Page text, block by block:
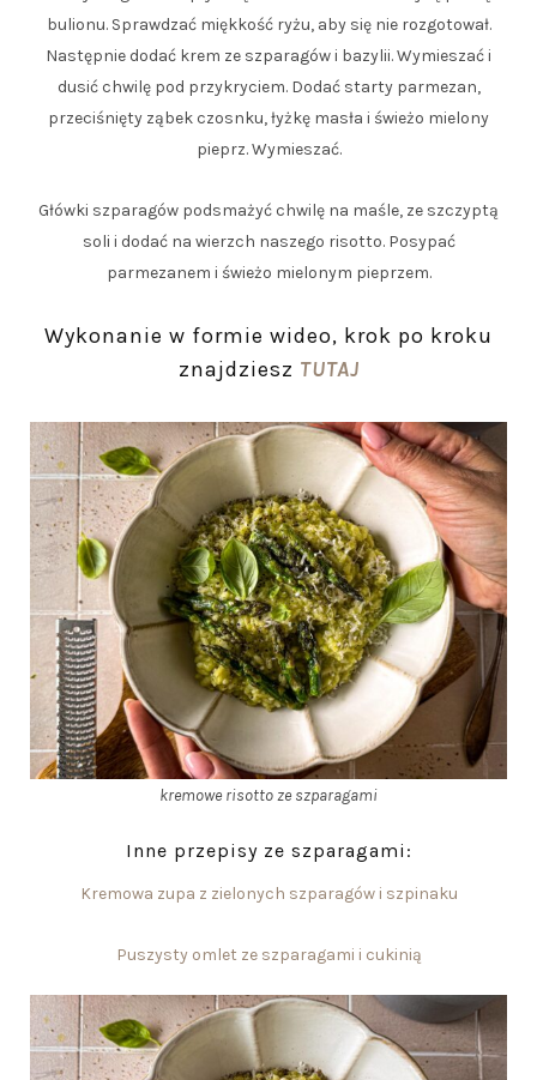
bulionu. Sprawdzać miękkość ryżu, aby się nie rozgotował.
Następnie dodać krem ze szparagów i bazylii. Wymieszać i
dusić chwilę pod przykryciem. Dodać starty parmezan,
przeciśnięty ząbek czosnku, łyżkę masła i świeżo mielony
pieprz. Wymieszać.
Główki szparagów podsmażyć chwilę na maśle, ze szczyptą
soli i dodać na wierzch naszego risotto. Posypać
parmezanem i świeżo mielonym pieprzem.
Wykonanie w formie wideo, krok po kroku
znajdziesz TUTAJ
kremowe risotto ze szparagami
Inne przepisy ze szparagami:
Kremowa zupa z zielonych szparagów i szpinaku
Puszysty omlet ze szparagami i cukinią